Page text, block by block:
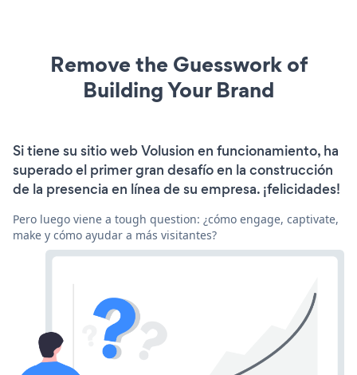
Remove the Guesswork of
Building Your Brand
Si tiene su sitio web Volusion en funcionamiento, ha
superado el primer gran desafío en la construcción
de la presencia en línea de su empresa. ¡felicidades!
Pero luego viene a tough question: ¿cómo engage, captivate,
make y cómo ayudar a más visitantes?